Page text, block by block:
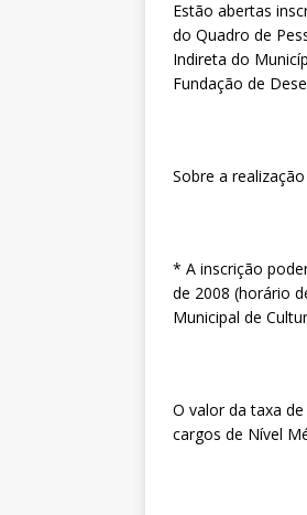
Estão abertas
do Quadro de
Indireta do
Fundação de
Sobre a
* A inscrição
de 2008 (horário
Municipal de
O valor da taxa
cargos de Nível